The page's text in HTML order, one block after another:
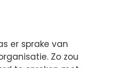
er sprake van
Zo zou